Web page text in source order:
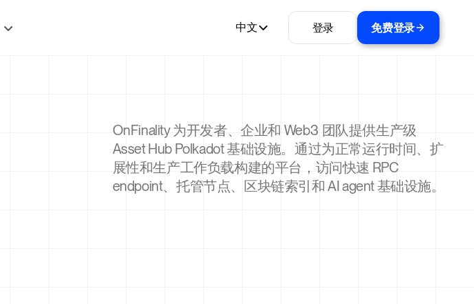
中文 登录 免费登录
OnFinality 为开发者、企业和 Web3 团队提供生产级
Asset Hub Polkadot 基础设施。通过为正常运行时间、扩
展性和生产工作负载构建的平台，访问快速 RPC
endpoint、托管节点、区块链索引和 AI agent 基础设施。